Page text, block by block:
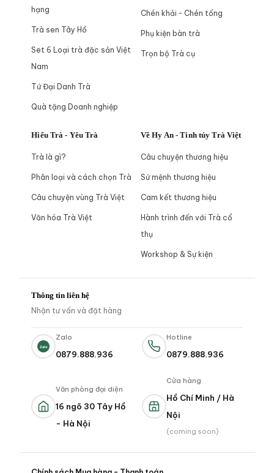
hạng
Trà sen Tây Hồ
Set 6 Loại trà đặc sản Việt
Nam
Tứ Đại Danh Trà
Quà tặng Doanh nghiệp
Chén khải - Chén tống
Phụ kiện bàn trà
Trọn bộ Trà cụ
Hiểu Trà - Yêu Trà
Trà là gì?
Phân loại và cách chọn Trà
Câu chuyện vùng Trà Việt
Văn hóa Trà Việt
Về Hy An - Tinh túy Trà Việt
Câu chuyện thương hiệu
Sứ mệnh thương hiệu
Cam kết thương hiệu
Hành trình đến với Trà cổ
thụ
Workshop & Sự kiện
Thông tin liên hệ
Nhận tư vấn và đặt hàng
Zalo
Zalo
0879.888.936
Hotline
0879.888.936
Văn phòng đại diện
16 ngõ 30 Tây Hồ
- Hà Nội
Cửa hàng
Hồ Chí Minh / Hà
Nội
(coming soon)